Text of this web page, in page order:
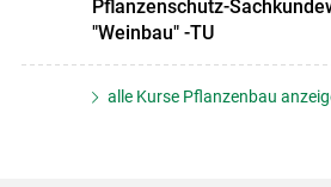
Pflanzenschutz-
"Weinbau" -TU
alle Kurse Pflanzenbau